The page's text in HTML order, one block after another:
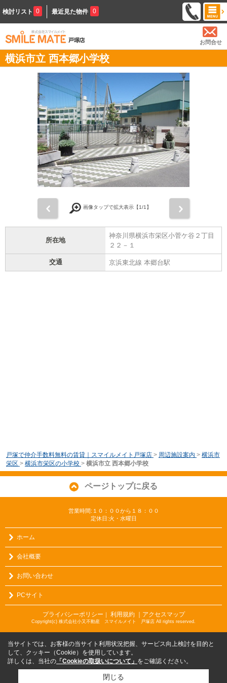
検討リスト 0 最近見た物件 0
お問合せ
横浜市立 西本郷小学校
画像タップで拡大表示【1/1】
所在地
神奈川県横浜市栄区小菅ケ谷２丁目
２２－１
交通 京浜東北線 本郷台駅
戸塚で仲介手数料無料の賃貸｜スマイルメイト戸塚店 > 周辺施設案内 > 横浜市
栄区 > 横浜市栄区の小学校 > 横浜市立 西本郷小学校
ページトップに戻る
営業時間:１０：００から１８：００
定休日:火・水曜日
ホーム
会社概要
お問い合わせ
PCサイト
プライバシーポリシー ｜ 利用規約 ｜アクセスマップ
Copyright(c) 株式会社小又不動産 スマイルメイト 戸塚店 All rights reserved.
当サイトでは、お客様の当サイト利用状況把握、サービス向上検討を目的と
して、クッキー（Cookie）を使用しています。
詳しくは、当社の 「Cookieの取扱いについて」 をご確認ください。
閉じる